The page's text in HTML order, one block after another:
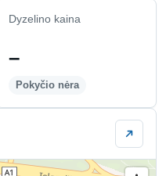
Dyzelino kaina
–
Pokyčio nėra